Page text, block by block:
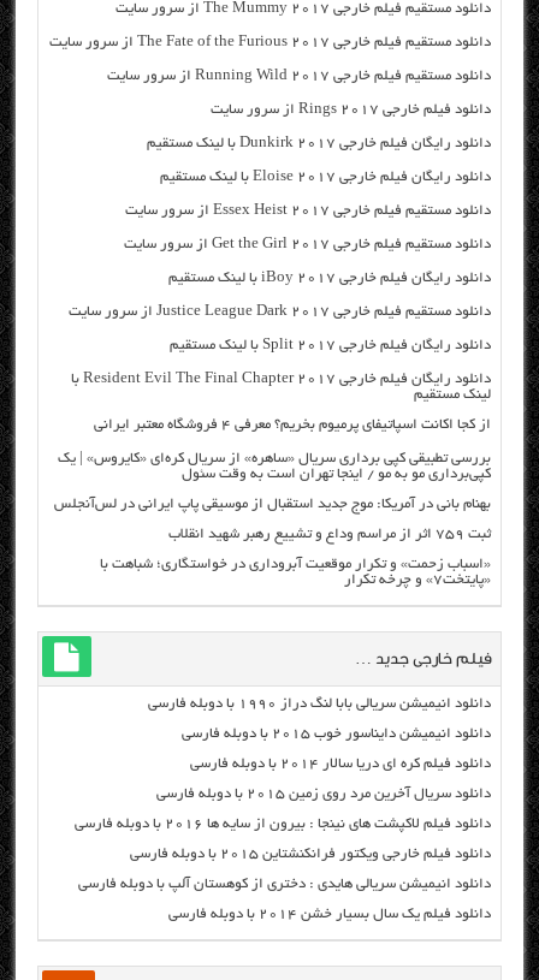
دانلود مستقیم فیلم خارجی The Mummy 2017 از سرور سایت
دانلود مستقیم فیلم خارجی The Fate of the Furious 2017 از سرور سایت
دانلود مستقیم فیلم خارجی Running Wild 2017 از سرور سایت
دانلود فیلم خارجی Rings 2017 از سرور سایت
دانلود رایگان فیلم خارجی Dunkirk 2017 با لینک مستقیم
دانلود رایگان فیلم خارجی Eloise 2017 با لینک مستقیم
دانلود مستقیم فیلم خارجی Essex Heist 2017 از سرور سایت
دانلود مستقیم فیلم خارجی Get the Girl 2017 از سرور سایت
دانلود رایگان فیلم خارجی iBoy 2017 با لینک مستقیم
دانلود مستقیم فیلم خارجی Justice League Dark 2017 از سرور سایت
دانلود رایگان فیلم خارجی Split 2017 با لینک مستقیم
دانلود رایگان فیلم خارجی Resident Evil The Final Chapter 2017 با
لینک مستقیم
از کجا اکانت اسپاتیفای پرمیوم بخریم؟ معرفی ۴ فروشگاه معتبر ایرانی
بررسی تطبیقی کپی برداری سریال «ساهره» از سریال کره‌ای «کایروس» | یک
کپی‌برداری مو به مو / اینجا تهران است به وقت سئول
بهنام بانی در آمریکا: موج جدید استقبال از موسیقی پاپ ایرانی در لس‌آنجلس
ثبت ۷۵۹ اثر از مراسم وداع و تشییع رهبر شهید انقلاب
«اسباب زحمت» و تکرار موقعیت آبروداری در خواستگاری؛ شباهت با
«پایتخت۷» و چرخه تکرار
فیلم خارجی جدید …
دانلود انیمیشن سریالی بابا لنگ دراز ۱۹۹۰ با دوبله فارسی
دانلود انیمیشن دایناسور خوب ۲۰۱۵ با دوبله فارسی
دانلود فیلم کره ای دریا سالار ۲۰۱۴ با دوبله فارسی
دانلود سریال آخرین مرد روی زمین ۲۰۱۵ با دوبله فارسی
دانلود فیلم لاکپشت های نینجا : بیرون از سایه ها ۲۰۱۶ با دوبله فارسی
دانلود فیلم خارجی ویکتور فرانکنشتاین ۲۰۱۵ با دوبله فارسی
دانلود انیمیشن سریالی هایدی : دختری از کوهستان آلپ با دوبله فارسی
دانلود فیلم یک سال بسیار خشن ۲۰۱۴ با دوبله فارسی